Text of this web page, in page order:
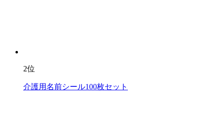
2位
介護用名前シール100枚セット